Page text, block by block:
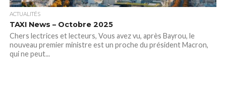
ACTUALITÉS
TAXI News – Octobre 2025
Chers lectrices et lecteurs, Vous avez vu, après Bayrou, le
nouveau premier ministre est un proche du président Macron,
qui ne peut...